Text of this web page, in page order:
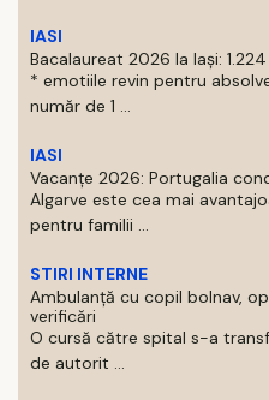
IASI
Bacalaureat 2026 la Iași:
* emotiile revin pentru
număr de 1 ...
IASI
Vacanțe 2026: Portugalia
Algarve este cea mai
pentru familii ...
STIRI INTERNE
Ambulanță cu copil bolnav,
verificări
O cursă către spital s-a
de autorit ...